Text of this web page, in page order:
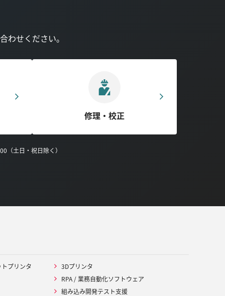
わせください。
修理・校正
（土日・祝日除く）
プリンタ
3Dプリンタ
RPA / 業務自動化ソフトウェア
組み込み開発テスト支援